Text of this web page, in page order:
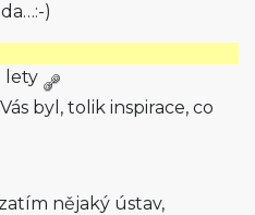
)
lety
byl, tolik inspirace, co
nějaký ústav,